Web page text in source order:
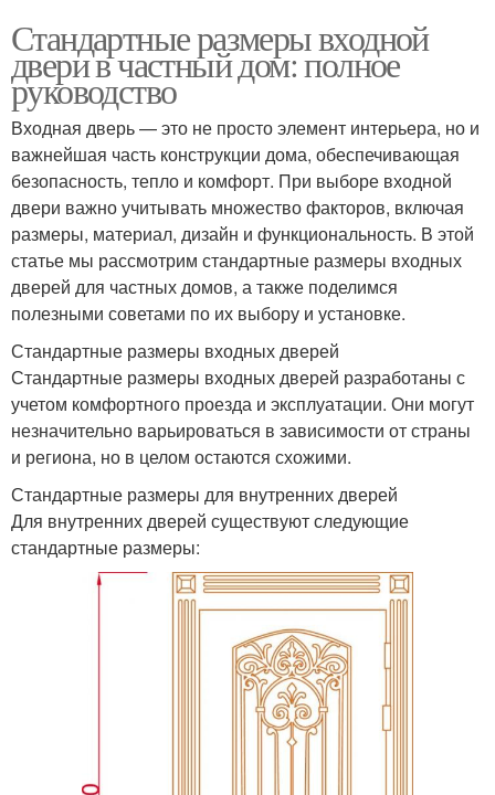
Стандартные размеры входной
двери в частный дом: полное
руководство
Входная дверь — это не просто элемент интерьера, но и
важнейшая часть конструкции дома, обеспечивающая
безопасность, тепло и комфорт. При выборе входной
двери важно учитывать множество факторов, включая
размеры, материал, дизайн и функциональность. В этой
статье мы рассмотрим стандартные размеры входных
дверей для частных домов, а также поделимся
полезными советами по их выбору и установке.
Стандартные размеры входных дверей
Стандартные размеры входных дверей разработаны с
учетом комфортного проезда и эксплуатации. Они могут
незначительно варьироваться в зависимости от страны
и региона, но в целом остаются схожими.
Стандартные размеры для внутренних дверей
Для внутренних дверей существуют следующие
стандартные размеры: